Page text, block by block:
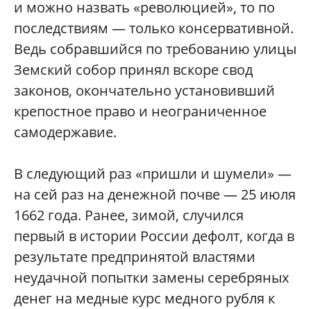
и можно назвать «революцией», то по
последствиям — только консервативной.
Ведь собравшийся по требованию улицы
Земский собор принял вскоре свод
законов, окончательно установивший
крепостное право и неограниченное
самодержавие.
В следующий раз «пришли и шумели» —
на сей раз на денежной почве — 25 июля
1662 года. Ранее, зимой, случился
первый в истории России дефолт, когда в
результате предпринятой властями
неудачной попытки замены серебряных
денег на медные курс медного рубля к